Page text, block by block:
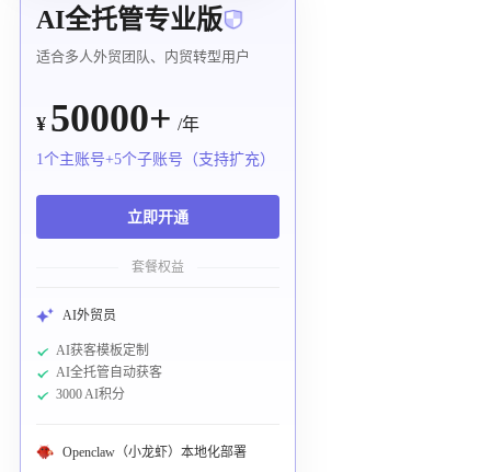
AI全托管专业版
适合多人外贸团队、内贸转型用户
¥ 50000+ /年
1个主账号+5个子账号（支持扩充）
立即开通
套餐权益
AI外贸员
AI获客模板定制
AI全托管自动获客
3000 AI积分
Openclaw（小龙虾）本地化部署